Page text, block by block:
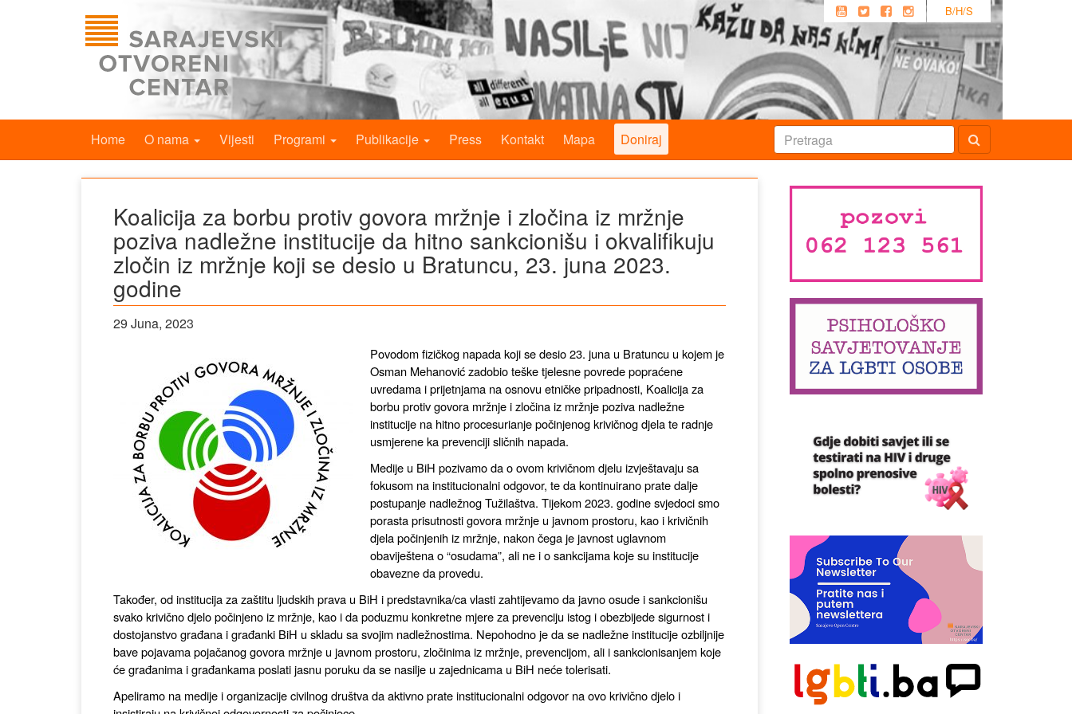
B/H/S
Home O nama Vijesti Programi Publikacije Press Kontakt Mapa Doniraj
Koalicija za borbu protiv govora mržnje i zločina iz mržnje
poziva nadležne institucije da hitno sankcionišu i okvalifikuju
zločin iz mržnje koji se desio u Bratuncu, 23. juna 2023.
godine
29 Juna, 2023
Povodom fizičkog napada koji se desio 23. juna u Bratuncu u kojem je
Osman Mehanović zadobio teške tjelesne povrede popraćene
uvredama i prijetnjama na osnovu etničke pripadnosti, Koalicija za
borbu protiv govora mržnje i zločina iz mržnje poziva nadležne
institucije na hitno procesurianje počinjenog krivičnog djela te radnje
usmjerene ka prevenciji sličnih napada.
Medije u BiH pozivamo da o ovom krivičnom djelu izvještavaju sa
fokusom na institucionalni odgovor, te da kontinuirano prate dalje
postupanje nadležnog Tužilaštva. Tijekom 2023. godine svjedoci smo
porasta prisutnosti govora mržnje u javnom prostoru, kao i krivičnih
djela počinjenih iz mržnje, nakon čega je javnost uglavnom
obaviještena o “osudama”, ali ne i o sankcijama koje su institucije
obavezne da provedu.
Također, od institucija za zaštitu ljudskih prava u BiH i predstavnika/ca vlasti zahtijevamo da javno osude i sankcionišu
svako krivično djelo počinjeno iz mržnje, kao i da poduzmu konkretne mjere za prevenciju istog i obezbijede sigurnost i
dostojanstvo građana i građanki BiH u skladu sa svojim nadležnostima. Nepohodno je da se nadležne institucije ozbiljnije
bave pojavama pojačanog govora mržnje u javnom prostoru, zločinima iz mržnje, prevencijom, ali i sankcionisanjem koje
će građanima i građankama poslati jasnu poruku da se nasilje u zajednicama u BiH neće tolerisati.
Apeliramo na medije i organizacije civilnog društva da aktivno prate institucionalni odgovor na ovo krivično djelo i